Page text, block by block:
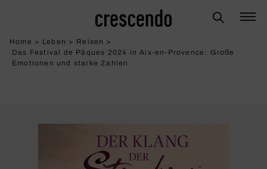
Home > Leben > Reisen >
Das Festival de Pâques 2024 in Aix-en-Provence: Große
Emotionen und starke Zahlen